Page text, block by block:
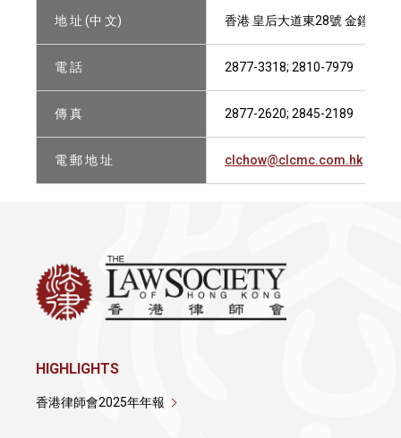
地 址 (中 文) 香港 皇后大道東28號 金鐘匯中
電 話 2877-3318; 2810-7979
傳 真 2877-2620; 2845-2189
電 郵 地 址 clchow@clcmc.com.hk
HIGHLIGHTS
香港律師會2025年年報